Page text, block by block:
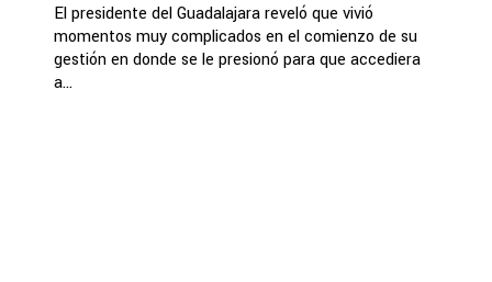
El presidente del Guadalajara reveló que vivió
momentos muy complicados en el comienzo de su
gestión en donde se le presionó para que accediera
a...